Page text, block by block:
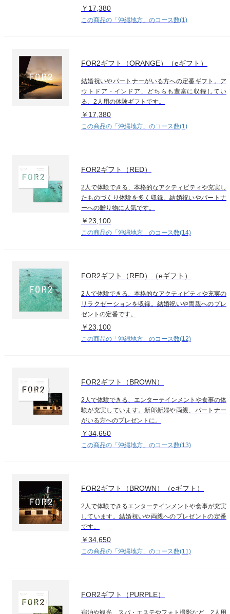
￥17,380
この商品の「沖縄地方」のコース数(1)
FOR2ギフト（ORANGE）（eギフト）
結婚祝いやパートナーがいる方への定番ギフト。ア
ウトドア・インドア、どちらも豊富に収録してい
る、2人用の体験ギフトです。
￥17,380
この商品の「沖縄地方」のコース数(1)
FOR2ギフト（RED）
2人で体験できる、本格的なアクティビティや充実し
たものづくり体験を多く収録。結婚祝いやパートナ
ーへの贈り物に人気です。
￥23,100
この商品の「沖縄地方」のコース数(14)
FOR2ギフト（RED）（eギフト）
2人で体験できる、本格的なアクティビティや充実の
リラクゼーションを収録。結婚祝いや両親へのプレ
ゼントの定番です。
￥23,100
この商品の「沖縄地方」のコース数(12)
FOR2ギフト（BROWN）
2人で体験できる、エンターテインメントや食事の体
験が充実しています。新郎新婦や両親、パートナー
がいる方へのプレゼントに。
￥34,650
この商品の「沖縄地方」のコース数(13)
FOR2ギフト（BROWN）（eギフト）
2人で体験できるエンターテインメントや食事が充実
しています。結婚祝いや両親へのプレゼントの定番
です。
￥34,650
この商品の「沖縄地方」のコース数(11)
FOR2ギフト（PURPLE）
宿泊や観光、スパ・エステやフォト撮影など、2人用